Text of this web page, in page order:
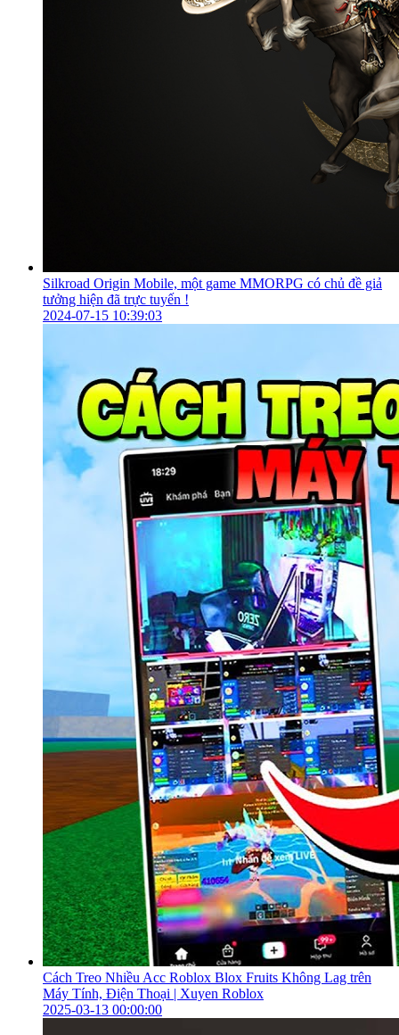
Silkroad Origin Mobile, một game MMORPG có chủ đề giả
tưởng hiện đã trực tuyến !
2024-07-15 10:39:03
Cách Treo Nhiều Acc Roblox Blox Fruits Không Lag trên
Máy Tính, Điện Thoại | Xuyen Roblox
2025-03-13 00:00:00